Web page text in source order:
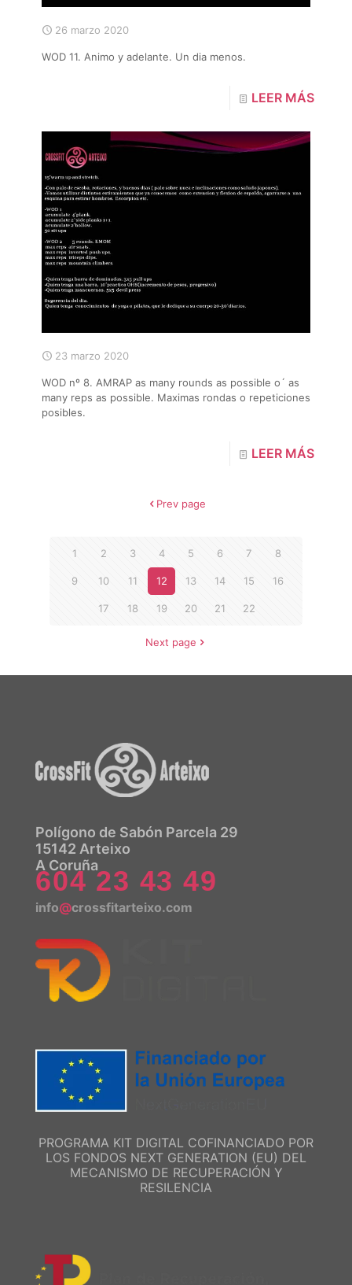
26 marzo 2020
WOD 11. Animo y adelante. Un dia menos.
LEER MÁS
23 marzo 2020
WOD nº 8. AMRAP as many rounds as possible o´ as
many reps as possible. Maximas rondas o repeticiones
posibles.
LEER MÁS
Prev page
1 2 3 4 5 6 7 8
9 10 11 12 13 14 15 16
17 18 19 20 21 22
Next page
Polígono de Sabón Parcela 29
15142 Arteixo
A Coruña
604 23 43 49
info@crossfitarteixo.com
PROGRAMA KIT DIGITAL COFINANCIADO POR
LOS FONDOS NEXT GENERATION (EU) DEL
MECANISMO DE RECUPERACIÓN Y
RESILENCIA